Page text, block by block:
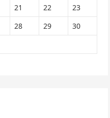
21 22
23
28 29
30